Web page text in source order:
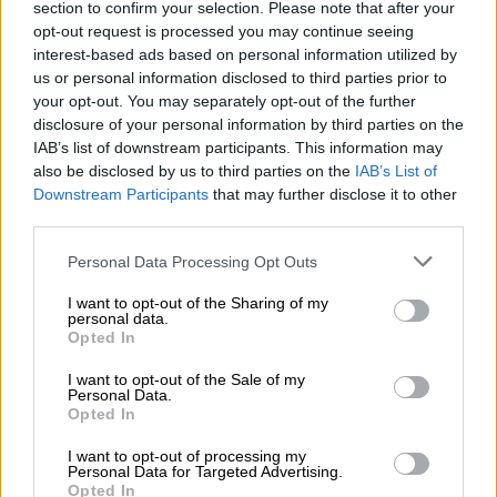
section to confirm your selection. Please note that after your
opt-out request is processed you may continue seeing
interest-based ads based on personal information utilized by
us or personal information disclosed to third parties prior to
your opt-out. You may separately opt-out of the further
disclosure of your personal information by third parties on the
IAB’s list of downstream participants. This information may
also be disclosed by us to third parties on the IAB’s List of
Downstream Participants that may further disclose it to other
Please note that this website/app uses one or more Google
not limited to your visit or usage behaviour. You may click to
grant or deny consent to Google and its third-party tags to
use your data for below specified purposes in below Google
consent section.
Personal Data Processing Opt Outs
I want to opt-out of the Sharing of my
personal data.
Opted In
I want to opt-out of the Sale of my
Personal Data.
Opted In
I want to opt-out of processing my
Personal Data for Targeted Advertising.
Opted In
μετάδοση, δηλαδή εάν μπορεί ακόμη και ένας
εμβολιασμένος να μολυνθεί ή ακόμη και αν
δεν νοσήσει σοβαρά, αν θα μπορούσε να
μεταδώσει τον ιό σε κάποιον άλλο».
Σύμφωνα με τις πρώτες ενδείξεις το
εμβόλιο τηςΑstraZenecaμπορεί να μειώσει
τη μετάδοση κατά περίπου 67%, αλλά
χρειάζονται ακόμη περισσότερα δεδομένα
για όλα τα εμβόλια.
Εκφράζοντας λοιπόν την
αποτελεσματικότητα του εμβολίου μέσω
της παραπάνω εξίσωσης (
χρήσιμο για απεικόνιση, αλλά είναι λίγο
απλοϊκό για την πραγματική ζωή, καθώς
υποθέτουμε ότι το εμβόλιο προστατεύει
εξίσου καλά από τη λοίμωξη αλλά και την